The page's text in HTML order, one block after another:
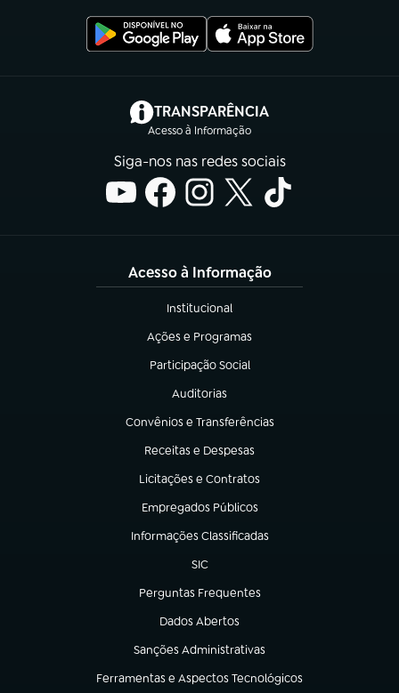
TRANSPARÊNCIA
Acesso à Informação
(abre em nova aba)
Siga-nos nas redes sociais
Acesso à Informação
Institucional
(abre em nova aba)
Ações e Programas
(abre em nova aba)
Participação Social
(abre em nova aba)
Auditorias
(abre em nova aba)
Convênios e Transferências
(abre em nova aba)
Receitas e Despesas
(abre em nova aba)
Licitações e Contratos
(abre em nova aba)
Empregados Públicos
(abre em nova aba)
Informações Classificadas
(abre em nova aba)
SIC
(abre em nova aba)
Perguntas Frequentes
(abre em nova aba)
Dados Abertos
(abre em nova aba)
Sanções Administrativas
(abre em nova aba)
Ferramentas e Aspectos Tecnológicos
(abre em nova aba)